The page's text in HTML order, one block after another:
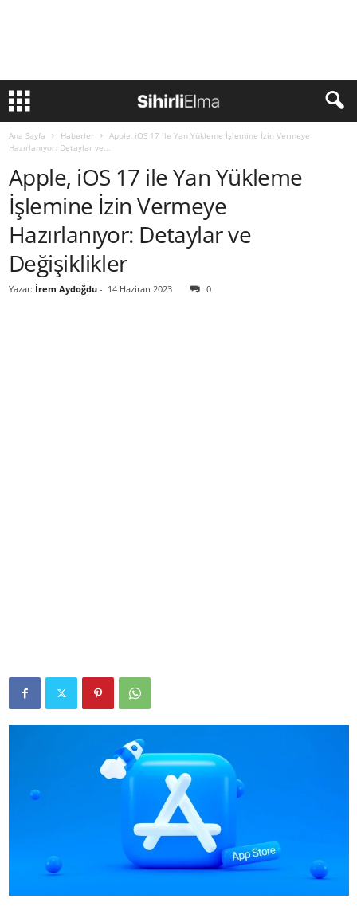
Ana Sayfa Haberler
Apple, iOS 17 ile Yan Yükleme İşlemine İzin Vermeye
Hazırlanıyor: Detaylar ve...
Apple, iOS 17 ile Yan Yükleme
İşlemine İzin Vermeye
Hazırlanıyor: Detaylar ve
Değişiklikler
Yazar: İrem Aydoğdu - 14 Haziran 2023 0